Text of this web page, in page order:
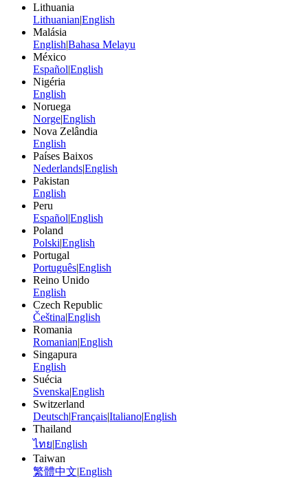
Lithuania
Lithuanian|English
Malásia
English|Bahasa Melayu
México
Español|English
Nigéria
English
Noruega
Norge|English
Nova Zelândia
English
Países Baixos
Nederlands|English
Pakistan
English
Peru
Español|English
Poland
Polski|English
Portugal
Português|English
Reino Unido
English
Czech Republic
Čeština|English
Romania
Romanian|English
Singapura
English
Suécia
Svenska|English
Switzerland
Deutsch|Français|Italiano|English
Thailand
ไทย|English
Taiwan
繁體中文|English